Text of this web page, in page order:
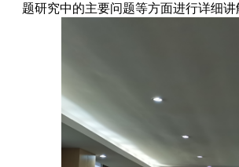
题研究中的主要问题等方面进行详细